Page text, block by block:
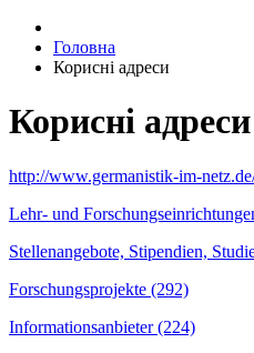
Головна
Корисні адреси
Корисні адреси
http://www.germanistik-im-
Lehr- und
Stellenangebote, Stipendien,
Forschungsprojekte (292)
Informationsanbieter (224)